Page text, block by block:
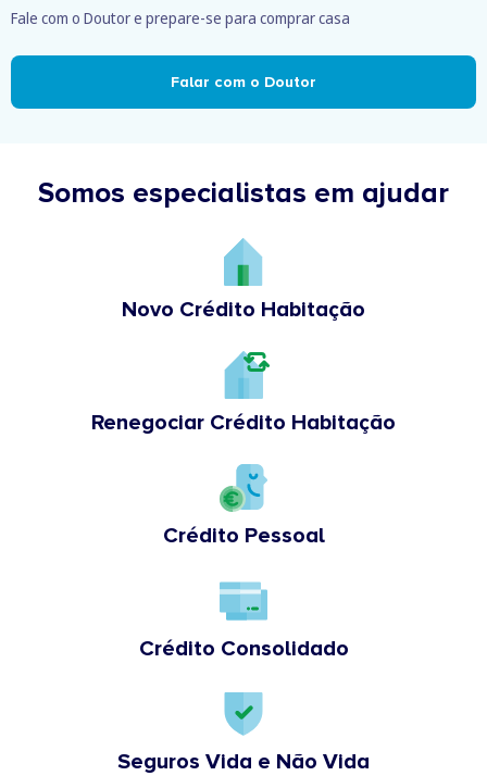
Fale com o Doutor e prepare-se para comprar casa
Falar com o Doutor
Somos especialistas em ajudar
Novo Crédito Habitação
Renegociar Crédito Habitação
Crédito Pessoal
Crédito Consolidado
Seguros Vida e Não Vida